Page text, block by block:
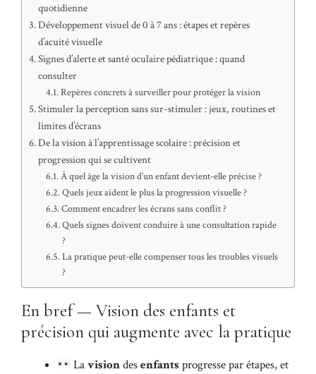
quotidienne
Développement visuel de 0 à 7 ans : étapes et repères
d’acuité visuelle
Signes d’alerte et santé oculaire pédiatrique : quand
consulter
Repères concrets à surveiller pour protéger la vision
Stimuler la perception sans sur-stimuler : jeux, routines et
limites d’écrans
De la vision à l’apprentissage scolaire : précision et
progression qui se cultivent
À quel âge la vision d’un enfant devient-elle précise ?
Quels jeux aident le plus la progression visuelle ?
Comment encadrer les écrans sans conflit ?
Quels signes doivent conduire à une consultation rapide
?
La pratique peut-elle compenser tous les troubles visuels
?
En bref — Vision des enfants et
précision qui augmente avec la pratique
Lavisiondesenfants progresse par étapes, et